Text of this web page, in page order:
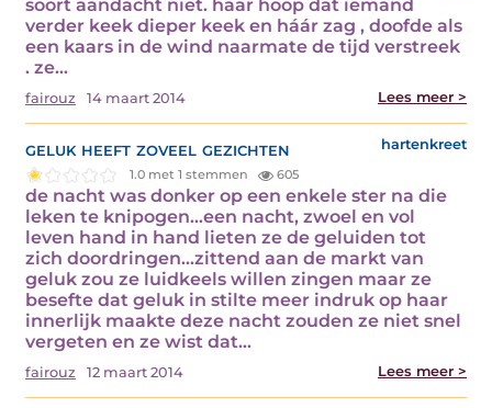
soort aandacht niet. haar hoop dat iemand
verder keek dieper keek en háár zag , doofde als
een kaars in de wind naarmate de tijd verstreek
. ze…
fairouz 14 maart 2014 Lees meer >
geluk heeft zoveel gezichten hartenkreet
1.0 met 1 stemmen 605
de nacht was donker op een enkele ster na die
leken te knipogen…een nacht, zwoel en vol
leven hand in hand lieten ze de geluiden tot
zich doordringen…zittend aan de markt van
geluk zou ze luidkeels willen zingen maar ze
besefte dat geluk in stilte meer indruk op haar
innerlijk maakte deze nacht zouden ze niet snel
vergeten en ze wist dat…
fairouz 12 maart 2014 Lees meer >